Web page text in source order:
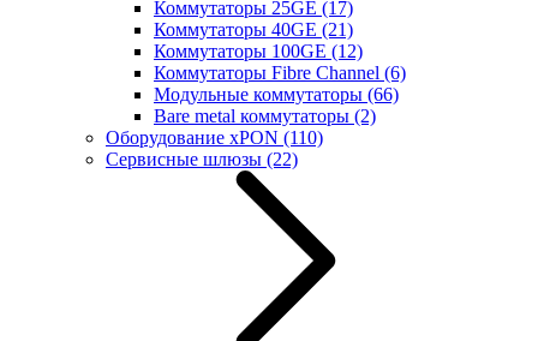
Коммутаторы 25GE (17)
Коммутаторы 40GE (21)
Коммутаторы 100GE (12)
Коммутаторы Fibre Channel (6)
Модульные коммутаторы (66)
Bare metal коммутаторы (2)
Оборудование xPON (110)
Сервисные шлюзы (22)